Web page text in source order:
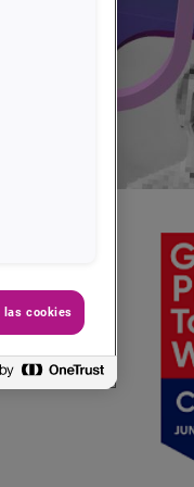
las cookies